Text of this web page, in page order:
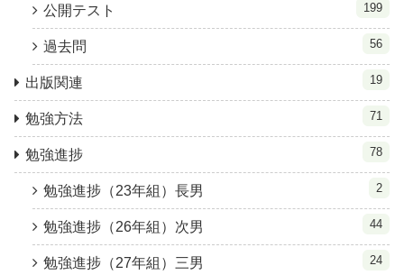
公開テスト 199
過去問 56
出版関連 19
勉強方法 71
勉強進捗 78
勉強進捗（23年組）長男 2
勉強進捗（26年組）次男 44
勉強進捗（27年組）三男 24